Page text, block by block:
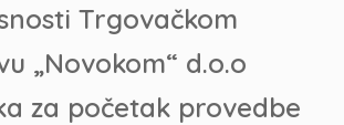
Trgovačkom
„Novokom“ d.o.o
za početak provedbe